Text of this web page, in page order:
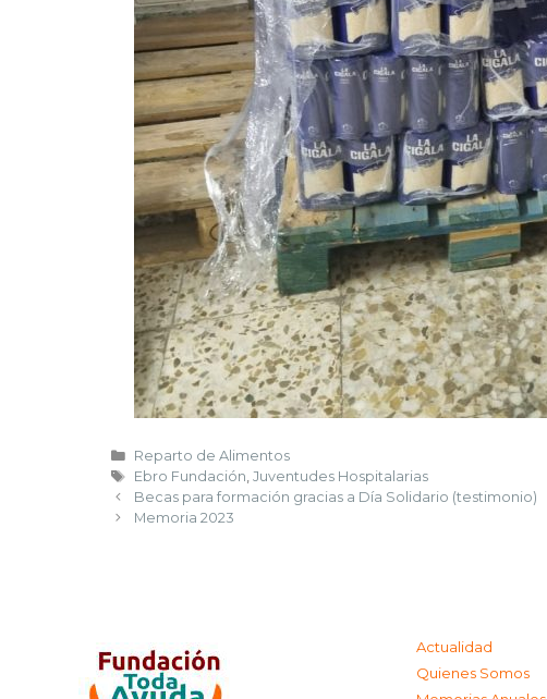
Reparto de Alimentos
Ebro Fundación, Juventudes Hospitalarias
Becas para formación gracias a Día Solidario (testimonio)
Memoria 2023
Actualidad
Quienes Somos